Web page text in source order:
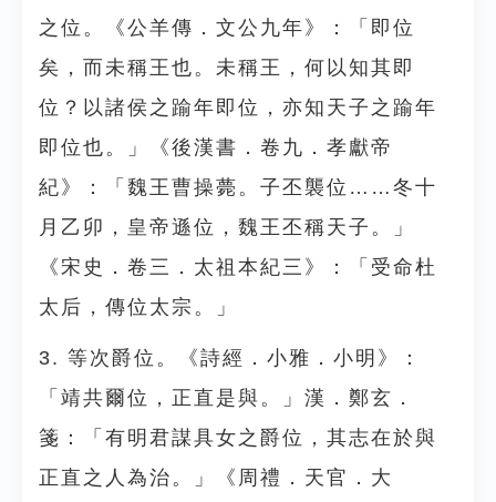
之位。《公羊傳．文公九年》：「即位
矣，而未稱王也。未稱王，何以知其即
位？以諸侯之踰年即位，亦知天子之踰年
即位也。」《後漢書．卷九．孝獻帝
紀》：「魏王曹操薨。子丕襲位……冬十
月乙卯，皇帝遜位，魏王丕稱天子。」
《宋史．卷三．太祖本紀三》：「受命杜
太后，傳位太宗。」
3. 等次爵位。《詩經．小雅．小明》：
「靖共爾位，正直是與。」漢．鄭玄．
箋：「有明君謀具女之爵位，其志在於與
正直之人為治。」《周禮．天官．大